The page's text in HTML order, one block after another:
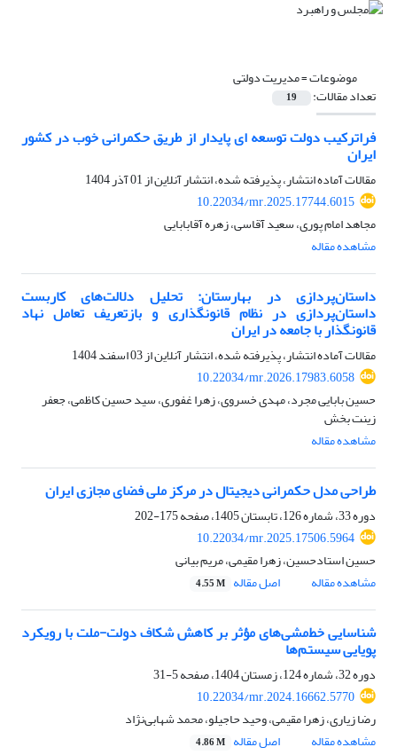
موضوعات =مدیریت دولتی
تعداد مقالات: 19
فراترکیب دولت توسعه ای پایدار از طریق حکمرانی خوب در کشور
ایران
مقالات آماده انتشار، پذیرفته شده، انتشار آنلاین از01 آذر 1404
10.22034/mr.2025.17744.6015
مجاهد امام پوری، سعید آقاسی، زهره آقابابایی
مشاهده مقاله
داستان‌پردازی در بهارستان: تحلیل دلالت‌های کاربست
داستان‌پردازی در نظام قانونگذاری و بازتعریف تعامل نهاد
قانونگذار با جامعه در ایران
مقالات آماده انتشار، پذیرفته شده، انتشار آنلاین از03 اسفند 1404
10.22034/mr.2026.17983.6058
حسین بابایی مجرد، مهدی خسروی، زهرا غفوری، سید حسین کاظمی، جعفر
زینت بخش
مشاهده مقاله
طراحی مدل حکمرانی دیجیتال در مرکز ملی فضای مجازی ایران
دوره 33، شماره 126، تابستان 1405، صفحه
175-202
10.22034/mr.2025.17506.5964
حسین استادحسین، زهرا مقیمی، مریم بیانی
مشاهده مقاله
اصل مقاله 4.55 M
شناسایی خط‌مشی‌های مؤثر بر کاهش شکاف دولت-ملت با رویکرد
پویایی سیستم‌ها
دوره 32، شماره 124، زمستان 1404، صفحه
5-31
10.22034/mr.2024.16662.5770
رضا زیاری، زهرا مقیمی، وحید حاجیلو، محمد شهابی‌نژاد
مشاهده مقاله
اصل مقاله 4.86 M